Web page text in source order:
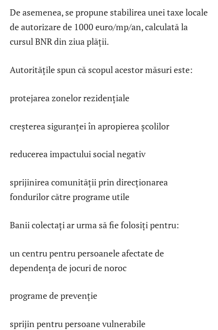
De asemenea, se propune stabilirea unei taxe locale
de autorizare de 1000 euro/mp/an, calculată la
cursul BNR din ziua plății.
Autoritățile spun că scopul acestor măsuri este:
protejarea zonelor rezidențiale
creșterea siguranței în apropierea școlilor
reducerea impactului social negativ
sprijinirea comunității prin direcționarea
fondurilor către programe utile
Banii colectați ar urma să fie folosiți pentru:
un centru pentru persoanele afectate de
dependența de jocuri de noroc
programe de prevenție
sprijin pentru persoane vulnerabile